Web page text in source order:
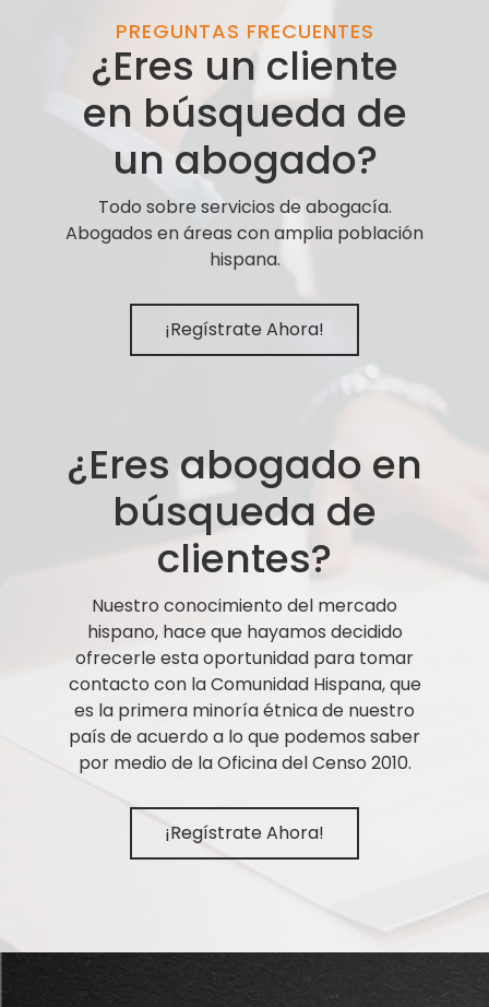
PREGUNTAS FRECUENTES
¿Eres un cliente
en búsqueda de
un abogado?
Todo sobre servicios de abogacía.
Abogados en áreas con amplia población
hispana.
¡Regístrate Ahora!
¿Eres abogado en
búsqueda de
clientes?
Nuestro conocimiento del mercado
hispano, hace que hayamos decidido
ofrecerle esta oportunidad para tomar
contacto con la Comunidad Hispana, que
es la primera minoría étnica de nuestro
país de acuerdo a lo que podemos saber
por medio de la Oficina del Censo 2010.
¡Regístrate Ahora!